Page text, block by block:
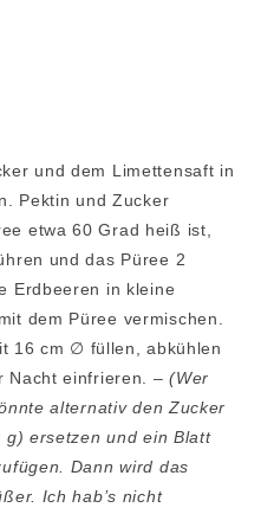
und dem Limettensaft in
Pektin und Zucker
etwa 60 Grad heiß ist,
und das Püree 2
Erdbeeren in kleine
dem Püree vermischen.
16 cm ∅ füllen, abkühlen
Nacht einfrieren. –(Wer
alternativ den Zucker
ersetzen und ein Blatt
Dann wird das
Ich hab’s nicht